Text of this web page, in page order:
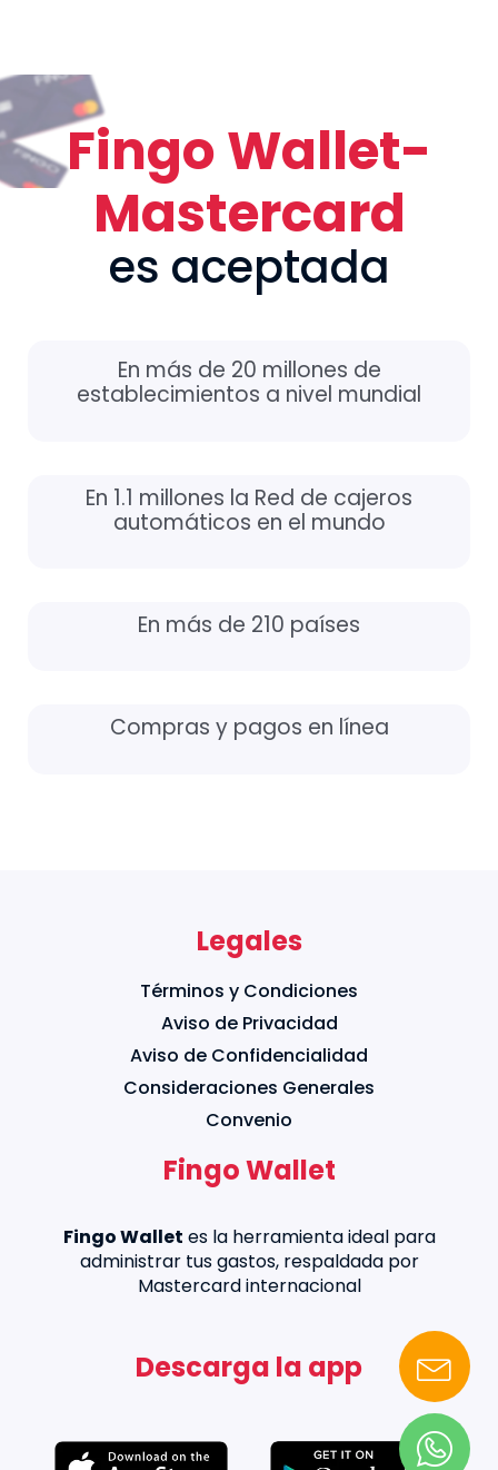
Fingo Wallet-
Mastercard
es aceptada
En más de 20 millones de
establecimientos a nivel mundial
En 1.1 millones la Red de cajeros
automáticos en el mundo
En más de 210 países
Compras y pagos en línea
Legales
Términos y Condiciones
Aviso de Privacidad
Aviso de Confidencialidad
Consideraciones Generales
Convenio
Fingo Wallet
Fingo Wallet es la herramienta ideal para
administrar tus gastos, respaldada por
Mastercard internacional
Descarga la app